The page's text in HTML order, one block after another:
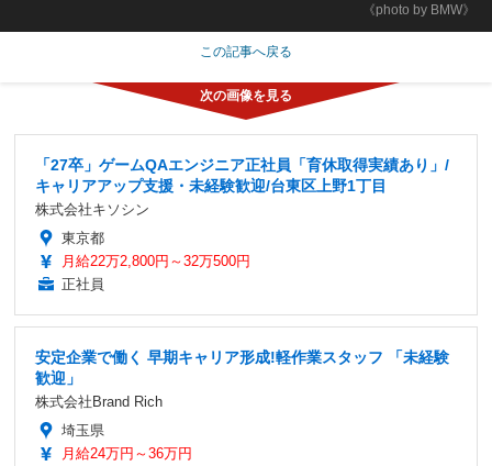
《photo by BMW》
この記事へ戻る
「27卒」ゲームQAエンジニア正社員「育休取得実績あり」/
キャリアアップ支援・未経験歓迎/台東区上野1丁目
株式会社キソシン
東京都
月給22万2,800円～32万500円
正社員
安定企業で働く 早期キャリア形成!軽作業スタッフ 「未経験
歓迎」
株式会社Brand Rich
埼玉県
月給24万円～36万円